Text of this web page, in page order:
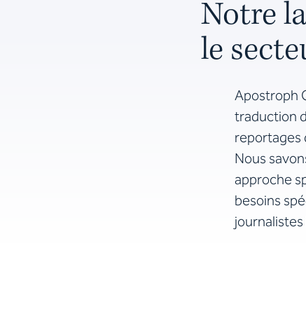
Notre
le
Apostroph
traduction
reportages
Nous
approche
besoins